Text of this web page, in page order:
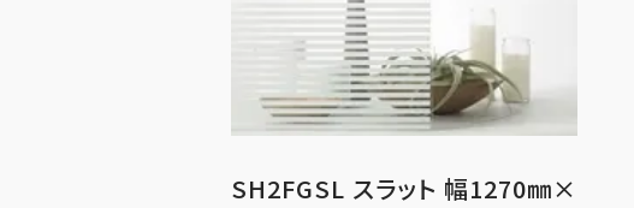
SH2FGSL スラット 幅1270㎜×